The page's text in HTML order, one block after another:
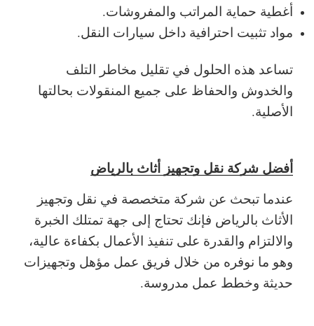
أغطية حماية المراتب والمفروشات.
مواد تثبيت احترافية داخل سيارات النقل.
تساعد هذه الحلول في تقليل مخاطر التلف
والخدوش والحفاظ على جميع المنقولات بحالتها
الأصلية.
أفضل شركة نقل وتجهيز أثاث بالرياض
عندما تبحث عن شركة متخصصة في نقل وتجهيز
الأثاث بالرياض فإنك تحتاج إلى جهة تمتلك الخبرة
والالتزام والقدرة على تنفيذ الأعمال بكفاءة عالية،
وهو ما نوفره من خلال فريق عمل مؤهل وتجهيزات
حديثة وخطط عمل مدروسة.